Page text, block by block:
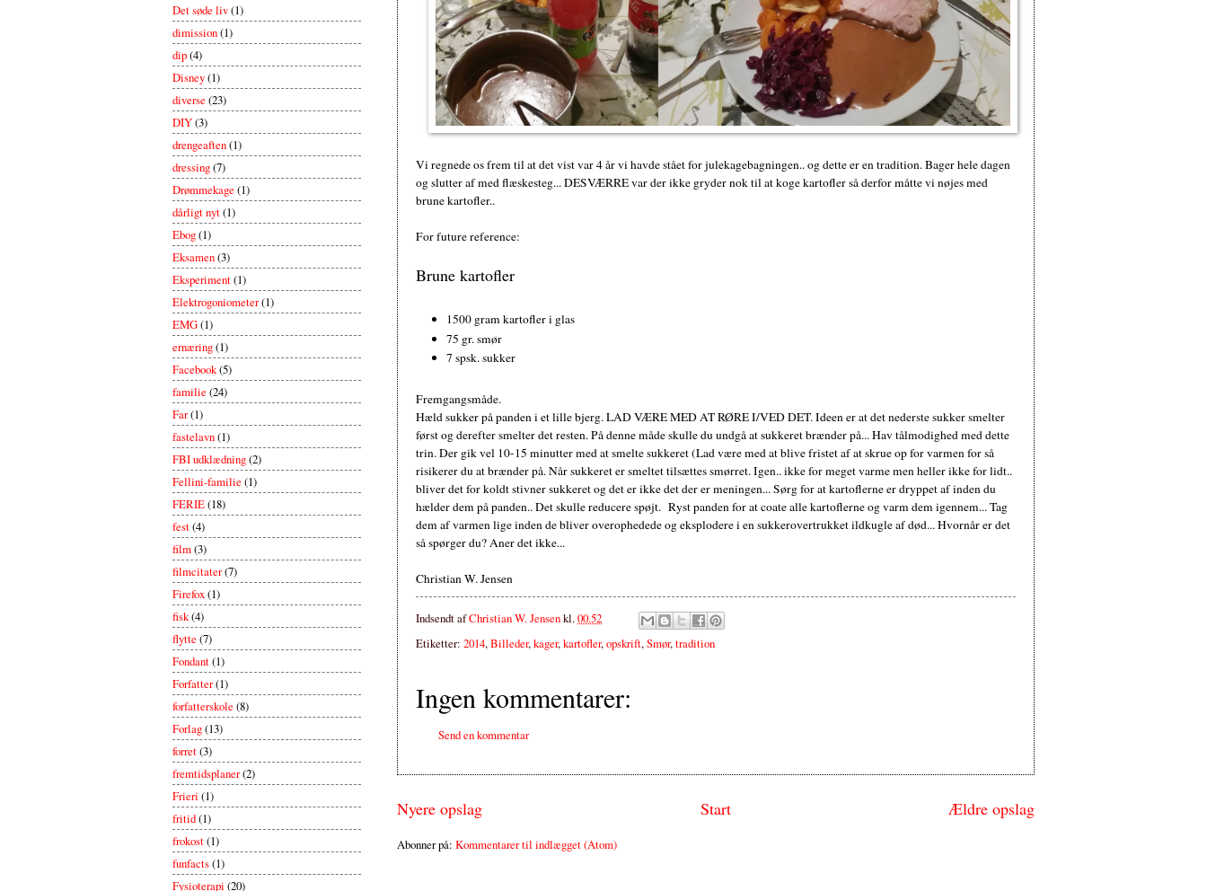
Vi regnede os frem til at det vist var 4 år vi havde stået for julekagebagningen.. og dette er en tradition. Bager hele dagen
og slutter af med flæskesteg... DESVÆRRE var der ikke gryder nok til at koge kartofler så derfor måtte vi nøjes med
brune kartofler..
For future reference:
Brune kartofler
1500 gram kartofler i glas
75 gr. smør
7 spsk. sukker
Fremgangsmåde.
Hæld sukker på panden i et lille bjerg. LAD VÆRE MED AT RØRE I/VED DET. Ideen er at det nederste sukker smelter
først og derefter smelter det resten. På denne måde skulle du undgå at sukkeret brænder på... Hav tålmodighed med dette
trin. Der gik vel 10-15 minutter med at smelte sukkeret (Lad være med at blive fristet af at skrue op for varmen for så
risikerer du at brænder på. Når sukkeret er smeltet tilsættes smørret. Igen.. ikke for meget varme men heller ikke for lidt..
bliver det for koldt stivner sukkeret og det er ikke det der er meningen... Sørg for at kartoflerne er dryppet af inden du
hælder dem på panden.. Det skulle reducere spøjt. Ryst panden for at coate alle kartoflerne og varm dem igennem... Tag
dem af varmen lige inden de bliver overophedede og eksplodere i en sukkerovertrukket ildkugle af død... Hvornår er det
så spørger du? Aner det ikke...
Christian W. Jensen
Indsendt afChristian W. Jensenkl.00.52
Etiketter: 2014,Billeder,kager,kartofler,opskrift,Smør,tradition
Ingen kommentarer:
Send en kommentar
Nyere opslag Ældre opslag
Start
Abonner på: Kommentarer til indlægget (Atom)
Det søde liv(1)
dimission(1)
dip(4)
Disney(1)
diverse(23)
DIY(3)
drengeaften(1)
dressing(7)
Drømmekage(1)
dårligt nyt(1)
Ebog(1)
Eksamen(3)
Eksperiment(1)
Elektrogoniometer(1)
EMG(1)
ernæring(1)
Facebook(5)
familie(24)
Far(1)
fastelavn(1)
FBI udklædning(2)
Fellini-familie(1)
FERIE(18)
fest(4)
film(3)
filmcitater(7)
Firefox(1)
fisk(4)
flytte(7)
Fondant(1)
Forfatter(1)
forfatterskole(8)
Forlag(13)
forret(3)
fremtidsplaner(2)
Frieri (1)
fritid(1)
frokost(1)
funfacts(1)
Fysioterapi (20)